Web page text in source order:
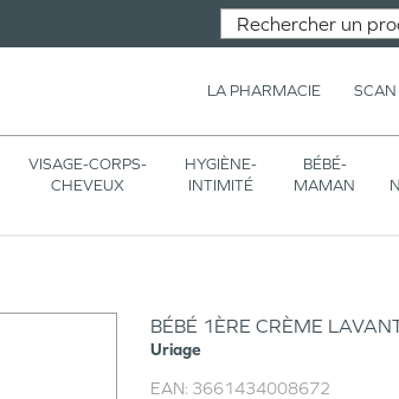
LA PHARMACIE SCAN
VISAGE-CORPS-
CHEVEUX
HYGIÈNE-
INTIMITÉ
BÉBÉ-
MAMAN
BÉBÉ 1ÈRE CRÈME
Uriage
EAN: 3661434008672